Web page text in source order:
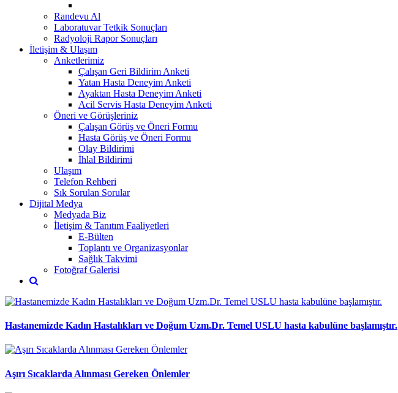
Randevu Al
Laboratuvar Tetkik Sonuçları
Radyoloji Rapor Sonuçları
İletişim & Ulaşım
Anketlerimiz
Çalışan Geri Bildirim Anketi
Yatan Hasta Deneyim Anketi
Ayaktan Hasta Deneyim Anketi
Acil Servis Hasta Deneyim Anketi
Öneri ve Görüşleriniz
Çalışan Görüş ve Öneri Formu
Hasta Görüş ve Öneri Formu
Olay Bildirimi
İhlal Bildirimi
Ulaşım
Telefon Rehberi
Sık Sorulan Sorular
Dijital Medya
Medyada Biz
İletişim & Tanıtım Faaliyetleri
E-Bülten
Toplantı ve Organizasyonlar
Sağlık Takvimi
Fotoğraf Galerisi
Hastanemizde Kadın Hastalıkları ve Doğum Uzm.Dr. Temel USLU hasta kabulüne başlamıştır.
Aşırı Sıcaklarda Alınması Gereken Önlemler